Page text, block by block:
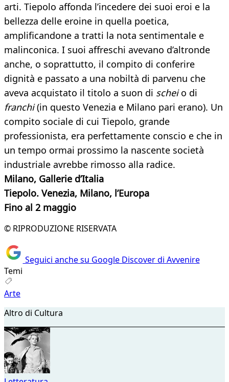
arti. Tiepolo affonda l’incedere dei suoi eroi e la
bellezza delle eroine in quella poetica,
amplificandone a tratti la nota sentimentale e
malinconica. I suoi affreschi avevano d’altronde
anche, o soprattutto, il compito di conferire
dignità e passato a una nobiltà di parvenu che
aveva acquistato il titolo a suon di scheio di
franchi(in questo Venezia e Milano pari erano). Un
compito sociale di cui Tiepolo, grande
professionista, era perfettamente conscio e che in
un tempo ormai prossimo la nascente società
industriale avrebbe rimosso alla radice.
Milano, Gallerie d’Italia
Tiepolo. Venezia, Milano, l’Europa
Fino al 2 maggio
© RIPRODUZIONE RISERVATA
Seguici anche su Google Discover di Avvenire
Temi
Arte
Altro di Cultura